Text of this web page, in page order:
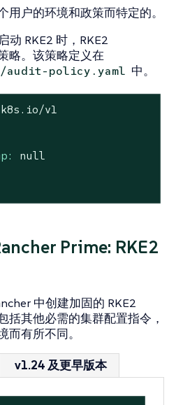
用户的环境和政策而特定的。
动 RKE2 时，RKE2
略。该策略定义在
audit-policy.yaml 中。
v1
null
Prime: RKE2
中创建加固的 RKE2
括其他必需的集群配置指令，
而有所不同。
v1.24 及更早版本